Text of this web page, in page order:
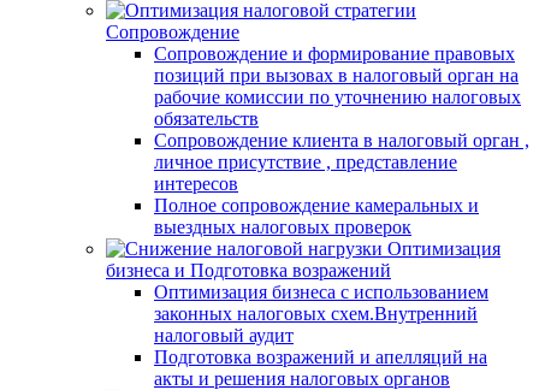
Сопровождение
Сопровождение и формирование правовых
позиций при вызовах в налоговый орган на
рабочие комиссии по уточнению налоговых
обязательств
Сопровождение клиента в налоговый орган ,
личное присутствие , представление
интересов
Полное сопровождение камеральных и
выездных налоговых проверок
Оптимизация
бизнеса и Подготовка возражений
Оптимизация бизнеса с использованием
законных налоговых схем.Внутренний
налоговый аудит
Подготовка возражений и апелляций на
акты и решения налоговых органов